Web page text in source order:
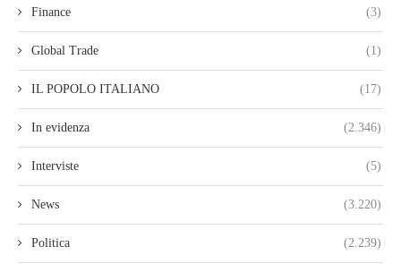
Finance (3)
Global Trade (1)
IL POPOLO ITALIANO (17)
In evidenza (2.346)
Interviste (5)
News (3.220)
Politica (2.239)